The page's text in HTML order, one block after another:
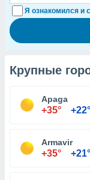
Я ознакомился и
Крупные
Apaga
+35° +22°
Armavir
+35° +21°